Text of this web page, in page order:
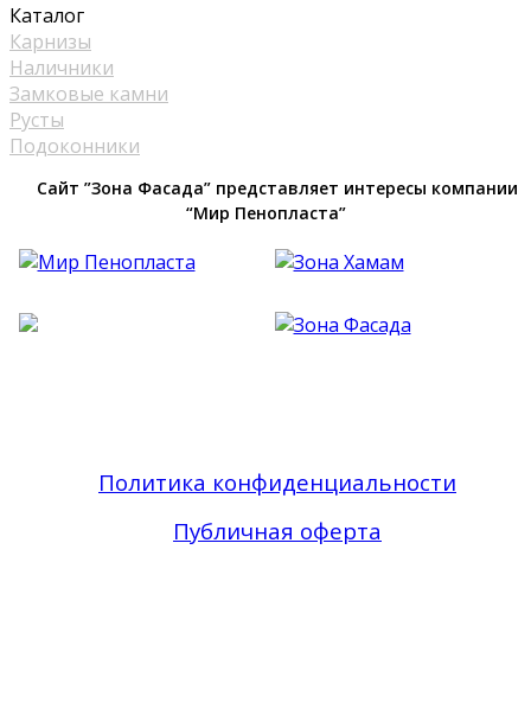
Каталог
Карнизы
Наличники
Замковые камни
Русты
Подоконники
Сайт ”Зона Фасада” представляет интересы компании
“Мир Пенопласта”
Политика конфиденциальности
Публичная оферта